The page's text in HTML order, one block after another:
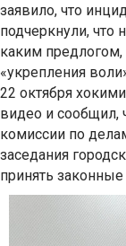
заявило, что
подчеркнули, что
каким
«укрепления
22 октября
видео и сообщил,
комиссии по
заседания
принять